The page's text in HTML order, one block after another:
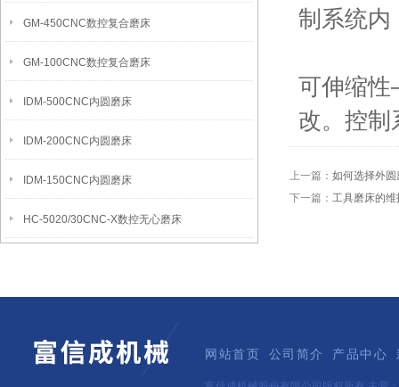
GM-450CNC数控复合磨床
GM-100CNC数控复合磨床
IDM-500CNC内圆磨床
IDM-200CNC内圆磨床
IDM-150CNC内圆磨床
HC-5020/30CNC-X数控无心磨床
制系统
可伸缩
改。控
上一篇： 如何选择外
下一篇： 工具磨床的维
网站首页 公司简介 产品中心